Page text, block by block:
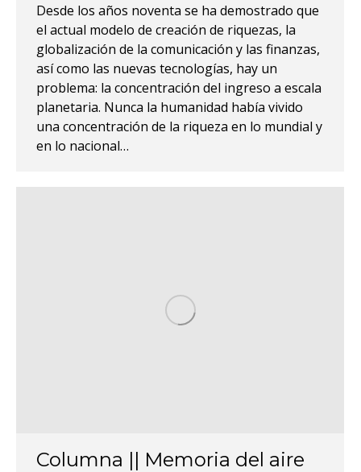
Desde los años noventa se ha demostrado que
el actual modelo de creación de riquezas, la
globalización de la comunicación y las finanzas,
así como las nuevas tecnologías, hay un
problema: la concentración del ingreso a escala
planetaria. Nunca la humanidad había vivido
una concentración de la riqueza en lo mundial y
en lo nacional…
Columna || Memoria del aire